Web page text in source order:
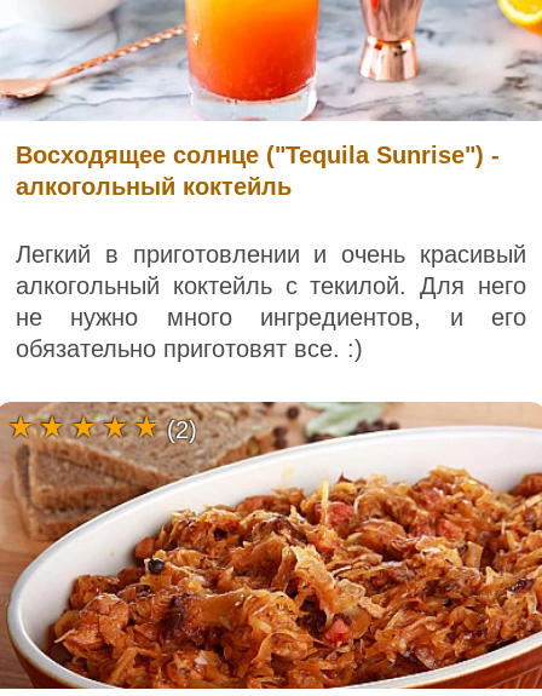
Восходящее солнце ("Tequila Sunrise") -
алкогольный коктейль
Легкий в приготовлении и очень красивый
алкогольный коктейль с текилой. Для него
не нужно много ингредиентов, и его
обязательно приготовят все. :)
(2)